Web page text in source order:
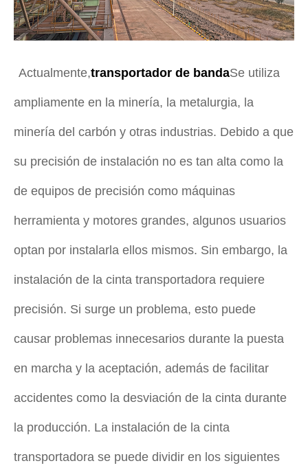
Actualmente,transportador de bandaSe utiliza
ampliamente en la minería, la metalurgia, la
minería del carbón y otras industrias. Debido a que
su precisión de instalación no es tan alta como la
de equipos de precisión como máquinas
herramienta y motores grandes, algunos usuarios
optan por instalarla ellos mismos. Sin embargo, la
instalación de la cinta transportadora requiere
precisión. Si surge un problema, esto puede
causar problemas innecesarios durante la puesta
en marcha y la aceptación, además de facilitar
accidentes como la desviación de la cinta durante
la producción. La instalación de la cinta
transportadora se puede dividir en los siguientes